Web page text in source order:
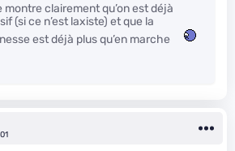
clairement qu’on est déjà
(si ce n’est laxiste) et que la
est déjà plus qu’en marche